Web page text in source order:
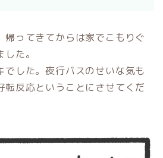
帰ってきてからは家でこもりぐ
た。
でした。夜行バスのせいな気も
転反応ということにさせてくだ